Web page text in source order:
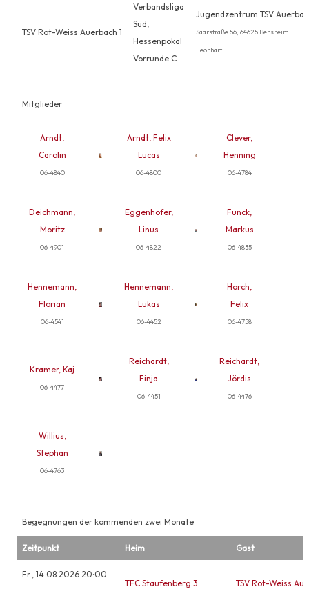
TSV Rot-Weiss Auerbach 1
Verbandsliga
Süd,
Hessenpokal
Vorrunde C
Jugendzentrum TSV
Saarstraße 56, 64625 Bensheim
Leonhart
Mitglieder
Arndt,
Carolin
06-4840
Arndt, Felix
Lucas
06-4800
Clever,
Henning
06-4784
Deichmann,
Moritz
06-4901
Eggenhofer,
Linus
06-4822
Funck,
Markus
06-4835
Hennemann,
Florian
06-4541
Hennemann,
Lukas
06-4452
Horch,
Felix
06-4758
Kramer, Kaj
06-4477
Reichardt,
Finja
06-4451
Reichardt,
Jördis
06-4476
Willius,
Stephan
06-4763
Begegnungen der kommenden zwei Monate
Zeitpunkt Heim Gast
Fr., 14.08.2026 20:00
TFC Staufenberg 3 TSV Rot-Weiss